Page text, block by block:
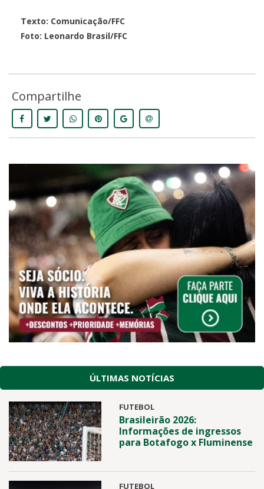
Texto: Comunicação/FFC
Foto: Leonardo Brasil/FFC
Compartilhe
ÚLTIMAS NOTÍCIAS
FUTEBOL
Brasileirão 2026:
Informações de ingressos
para Botafogo x Fluminense
FUTEBOL